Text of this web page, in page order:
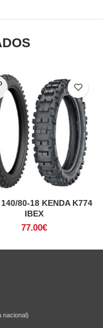
140/80-18 KENDA K774
IBEX
77.00€
nacional)